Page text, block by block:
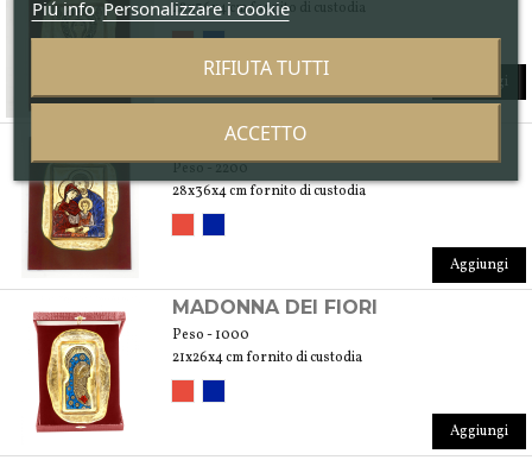
28x36x4 cm fornito di custodia
Aggiungi
SACRA FAMIGLIA
Peso - 2200
28x36x4 cm fornito di custodia
Aggiungi
MADONNA DEI FIORI
Peso - 1000
21x26x4 cm fornito di custodia
Aggiungi
Piú info Personalizzare i cookie
RIFIUTA TUTTI
ACCETTO